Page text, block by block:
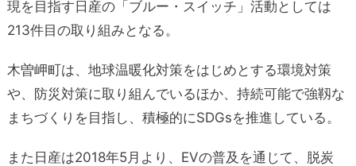
現を目指す日産の「ブルー・スイッチ」活動としては
213件目の取り組みとなる。
木曽岬町は、地球温暖化対策をはじめとする環境対策
や、防災対策に取り組んでいるほか、持続可能で強靱な
まちづくりを目指し、積極的にSDGsを推進している。
また日産は2018年5月より、EVの普及を通じて、脱炭